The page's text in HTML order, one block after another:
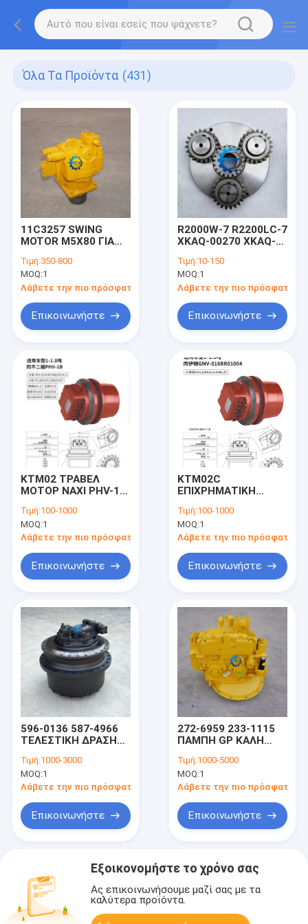
Όλα Τα Προϊόντα (431)
11C3257 SWING
MOTOR M5X80 ΓΙΑ
Τιμή:350-800
MOQ:1
Λάβετε την πιο πρόσφατη τιμή
Επικοινωνήστε
R2000W-7 R2200LC-7
XKAQ-00270 XKAQ-
Κεραυνοφόρος
Τιμή:10-150
MOQ:1
Λάβετε την πιο πρόσφατη
Επικοινωνήστε
ΚΤΜ02 ΤΡΑΒΕΛ
ΜΟΤΟΡ ΝΑΧΙ PHV-1B
KUBOTA U15-3
Τιμή:100-1000
MOQ:1
Λάβετε την πιο πρόσφατη τιμή
Επικοινωνήστε
KTM02C
ΕΠΙΧΡΗΜΑΤΙΚΗ
KUBOTA KX41.2
KX36.3 KX41.2V
Τιμή:100-1000
MOQ:1
Λάβετε την πιο πρόσφατη
Επικοινωνήστε
596-0136 587-4966
ΤΕΛΕΣΤΙΚΗ ΔΡΑΣΗ
L 390F 390F L 395
MH3295 385C L MH
3101
Τιμή:1000-3000
MOQ:1
Λάβετε την πιο πρόσφατη τιμή
Επικοινωνήστε
272-6959 233-1115
ΠΑΜΠΗ GP ΚΑΛΗ
ΥΔΡΑΥΛΙΚΗ ΠΑΜΠΑ
για το CAT329DL
325DL 328D 329D
Τιμή:1000-5000
MOQ:1
Λάβετε την πιο πρόσφατη
Επικοινωνήστε
Εξοικονομήστε το χρόνο σας
Ας επικοινωνήσουμε μαζί σας με τα
καλύτερα προϊόντα.